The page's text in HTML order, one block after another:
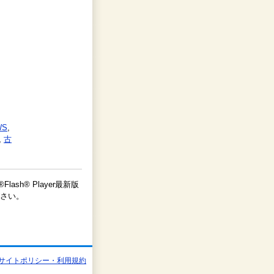
,
, 古
Player最新版
い。
イトポリシー・利用規約